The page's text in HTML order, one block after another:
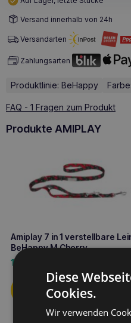
Versand innerhalb von 24h
Versandarten
Zahlungsarten
Produktlinie: BeHappy
FAQ - 1 Fragen zum Produkt
Produkte AMIPLAY
Amiplay 7 in 1 verstellbare
BeHappy M Cherry
19,90
Diese
Cookies.
Wir verwenden